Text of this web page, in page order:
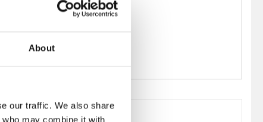
About
our traffic. We also share
may combine it with